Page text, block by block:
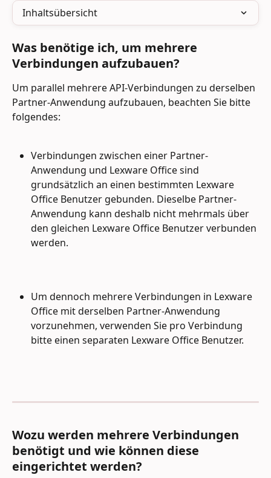
Inhaltsübersicht
Was benötige ich, um mehrere
Verbindungen aufzubauen?
Um parallel mehrere API-Verbindungen zu derselben
Partner-Anwendung aufzubauen, beachten Sie bitte
folgendes:
Verbindungen zwischen einer Partner-
Anwendung und Lexware Office sind
grundsätzlich an einen bestimmten Lexware
Office Benutzer gebunden. Dieselbe Partner-
Anwendung kann deshalb nicht mehrmals über
den gleichen Lexware Office Benutzer verbunden
werden.
Um dennoch mehrere Verbindungen in Lexware
Office mit derselben Partner-Anwendung
vorzunehmen, verwenden Sie pro Verbindung
bitte einen separaten Lexware Office Benutzer.
Wozu werden mehrere Verbindungen
benötigt und wie können diese
eingerichtet werden?